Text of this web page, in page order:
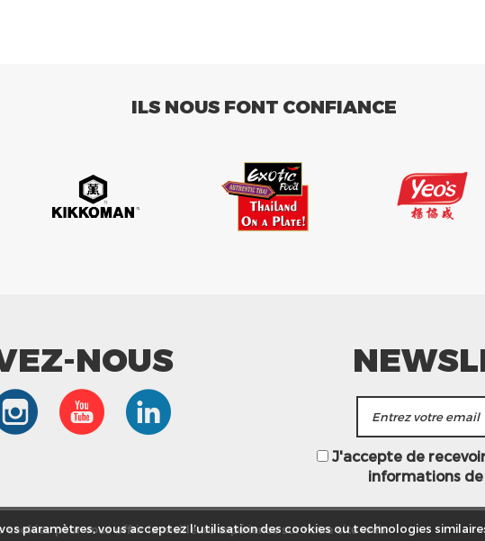
ILS NOUS FONT CONFIANCE
NOUS
J'accepte de
informations
paramètres, vous acceptez l’utilisation des cookies ou technologies
cookies pour vous offrir la meilleure expérience sur notre site web.